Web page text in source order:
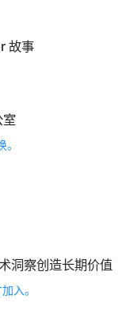
故事
室
洞察创造长期价值
入。